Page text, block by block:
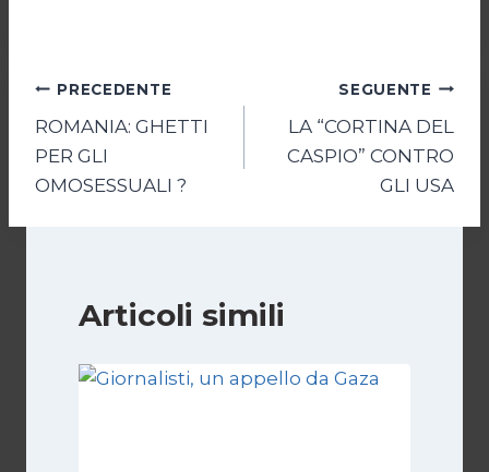
Navigazione
articoli
PRECEDENTE
ROMANIA: GHETTI
PER GLI
OMOSESSUALI ?
SEGUENTE
LA “CORTINA DEL
CASPIO” CONTRO
GLI USA
Articoli simili